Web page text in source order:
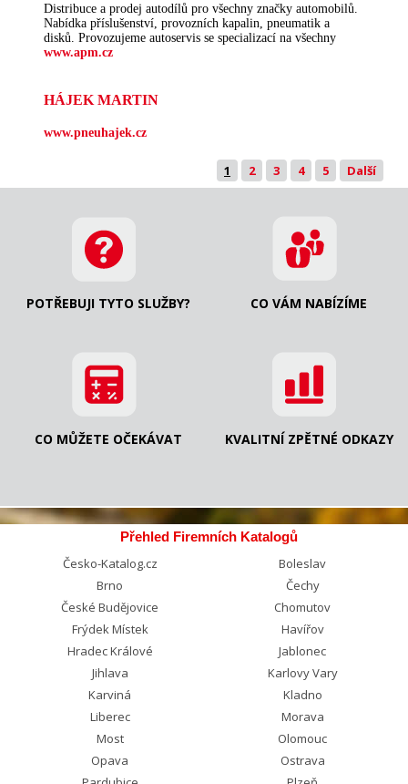
Distribuce a prodej autodílů pro všechny značky automobilů.
Nabídka příslušenství, provozních kapalin, pneumatik a
disků. Provozujeme autoservis se specializací na všechny
www.apm.cz
HÁJEK MARTIN
www.pneuhajek.cz
1 2 3 4 5 Další
POTŘEBUJI TYTO SLUŽBY? CO VÁM NABÍZÍME
CO MŮŽETE OČEKÁVAT KVALITNÍ ZPĚTNÉ ODKAZY
Přehled Firemních Katalogů
Česko-Katalog.cz
Boleslav
Brno
Čechy
České Budějovice
Chomutov
Frýdek Místek
Havířov
Hradec Králové
Jablonec
Jihlava
Karlovy Vary
Karviná
Kladno
Liberec
Morava
Most
Olomouc
Opava
Ostrava